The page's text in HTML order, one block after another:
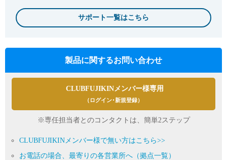
サポート一覧はこちら
製品に関するお問い合わせ
CLUBFUJIKINメンバー様専用
（ログイン･新規登録）
※専任担当者とのコンタクトは、簡単2ステップ
CLUBFUJIKINメンバー様で無い方はこちら>>
お電話の場合、最寄りの各営業所へ（拠点一覧）